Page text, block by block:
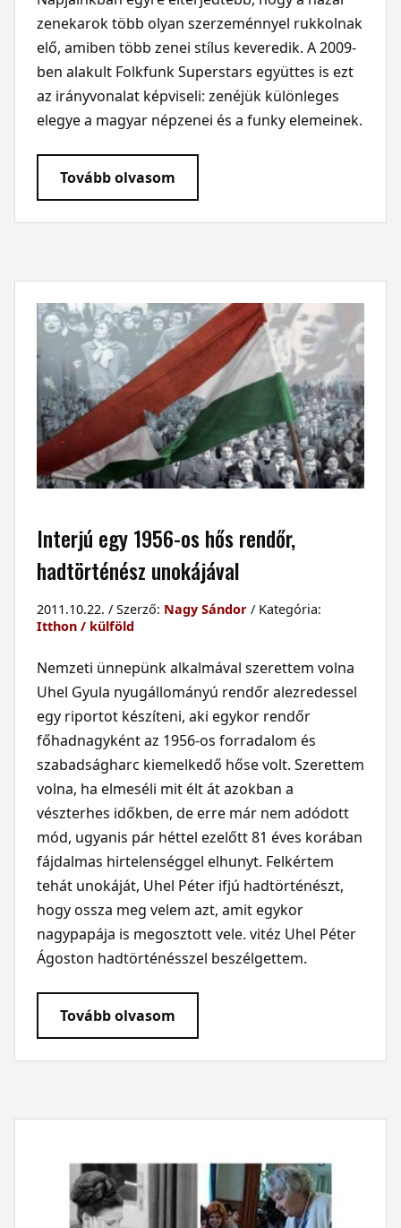
zenekarok több olyan szerzeménnyel rukkolnak
elő, amiben több zenei stílus keveredik. A 2009-
ben alakult Folkfunk Superstars együttes is ezt
az irányvonalat képviseli: zenéjük különleges
elegye a magyar népzenei és a funky elemeinek.
Tovább olvasom
Interjú egy 1956-os hős rendőr,
hadtörténész unokájával
2011.10.22. / Szerző: Nagy Sándor/ Kategória:
Itthon / külföld
Nemzeti ünnepünk alkalmával szerettem volna
Uhel Gyula nyugállományú rendőr alezredessel
egy riportot készíteni, aki egykor rendőr
főhadnagyként az 1956-os forradalom és
szabadságharc kiemelkedő hőse volt. Szerettem
volna, ha elmeséli mit élt át azokban a
vészterhes időkben, de erre már nem adódott
mód, ugyanis pár héttel ezelőtt 81 éves korában
fájdalmas hirtelenséggel elhunyt. Felkértem
tehát unokáját, Uhel Péter ifjú hadtörténészt,
hogy ossza meg velem azt, amit egykor
nagypapája is megosztott vele. vitéz Uhel Péter
Ágoston hadtörténésszel beszélgettem.
Tovább olvasom